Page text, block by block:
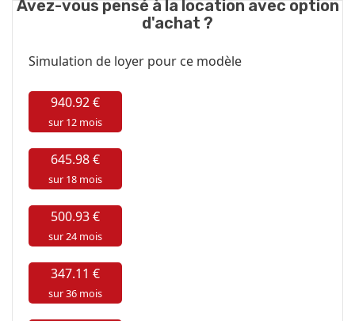
Avez-vous pensé à la location avec option
d'achat ?